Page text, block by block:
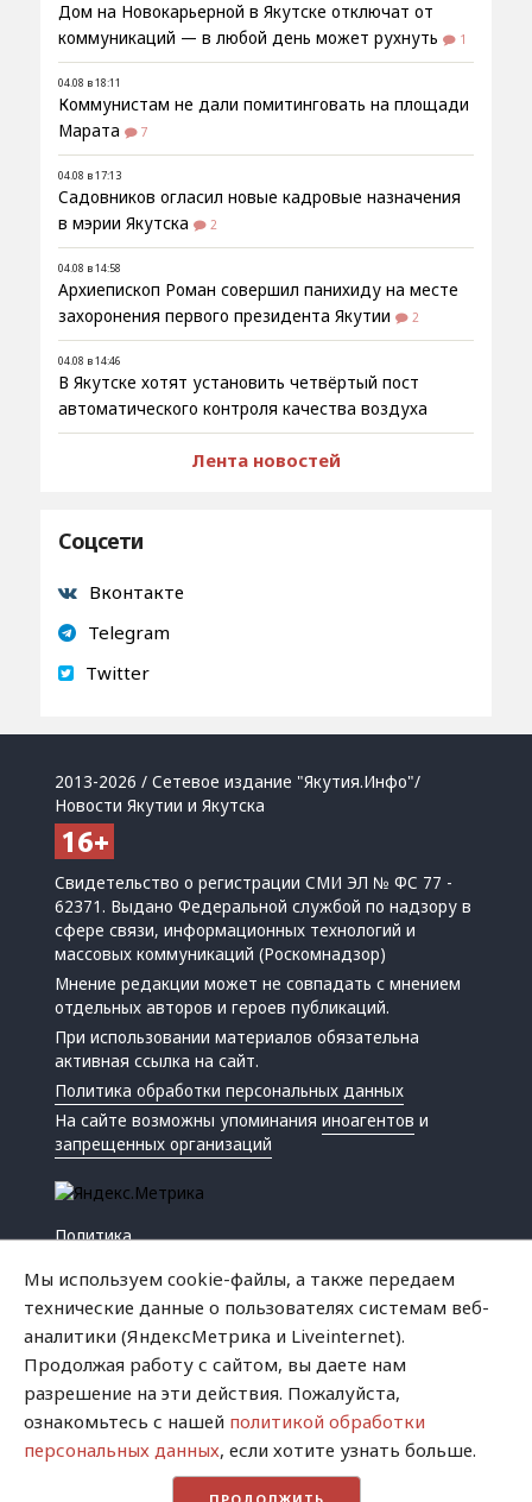
Дом на Новокарьерной в Якутске отключат от
коммуникаций — в любой день может рухнуть
1
04.08 в 18:11
Коммунистам не дали помитинговать на площади
Марата
7
04.08 в 17:13
Садовников огласил новые кадровые назначения
в мэрии Якутска
2
04.08 в 14:58
Архиепископ Роман совершил панихиду на месте
захоронения первого президента Якутии
2
04.08 в 14:46
В Якутске хотят установить четвёртый пост
автоматического контроля качества воздуха
Лента новостей
Соцсети
Вконтакте
Telegram
Twitter
2013-2026 / Сетевое издание "Якутия.Инфо"/
Новости Якутии и Якутска
Свидетельство о регистрации СМИ ЭЛ № ФС 77 -
62371. Выдано Федеральной службой по надзору в
сфере связи, информационных технологий и
массовых коммуникаций (Роскомнадзор)
Мнение редакции может не совпадать с мнением
отдельных авторов и героев публикаций.
При использовании материалов обязательна
активная ссылка на сайт.
Политика обработки персональных данных
На сайте возможны упоминанияиноагентов и
запрещенных организаций
Политика
Криминал
Успех
Хватит это терпеть
Мы используем cookie-файлы, а также передаем
технические данные о пользователях системам веб-
аналитики (ЯндексМетрика и Liveinternet).
Продолжая работу с сайтом, вы даете нам
разрешение на эти действия. Пожалуйста,
ознакомьтесь с нашей политикой обработки
персональных данных, если хотите узнать больше.